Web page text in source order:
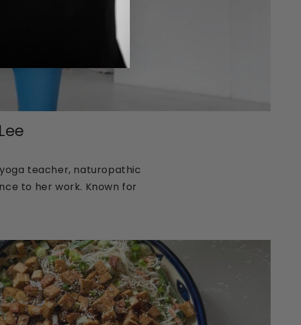
teacher, naturopathic
to her work. Known for